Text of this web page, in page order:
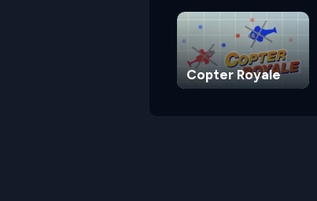
Copter Royale